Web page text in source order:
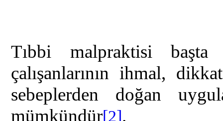
Tıbbi malpraktisi
çalışanlarının ihmal,
sebeplerden doğan
mümkündür[2].